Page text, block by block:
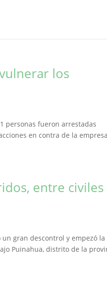
los
personas fueron arrestadas
en contra de la empresa
entre civiles
gran descontrol y empezó la
Puinahua, distrito de la